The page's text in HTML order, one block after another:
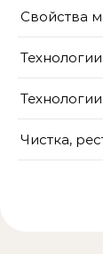
Свойства
Технологии
Чистка,